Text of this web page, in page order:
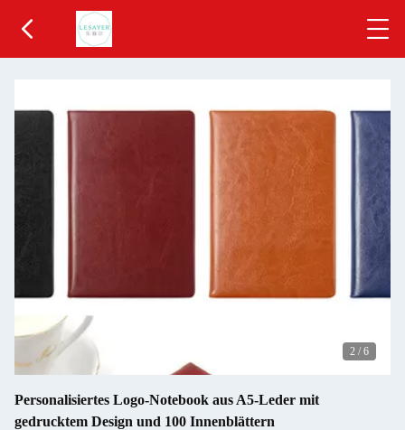
2 / 6
Personalisiertes Logo-Notebook aus A5-Leder mit
gedrucktem Design und 100 Innenblättern